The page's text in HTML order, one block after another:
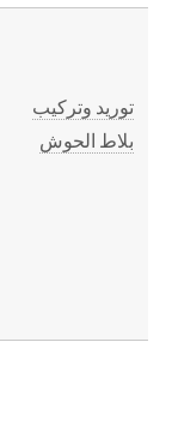
توريد وتركيب
بلاط الحوش